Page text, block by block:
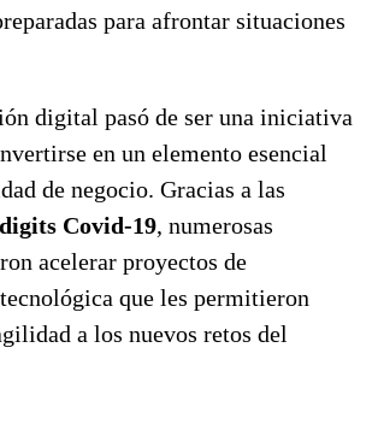
para afrontar situaciones
digital pasó de ser una iniciativa
en un elemento esencial
de negocio. Gracias a las
Covid-19, numerosas
acelerar proyectos de
que les permitieron
a los nuevos retos del